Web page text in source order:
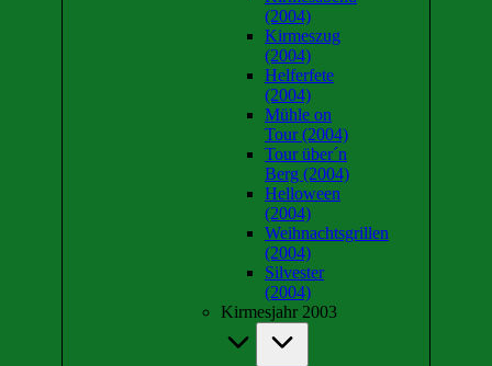
(2004)
Kirmeszug
(2004)
Helferfete
(2004)
Mühle on
Tour (2004)
Tour über´n
Berg (2004)
Helloween
(2004)
Weihnachtsgrillen
(2004)
Silvester
(2004)
Kirmesjahr 2003